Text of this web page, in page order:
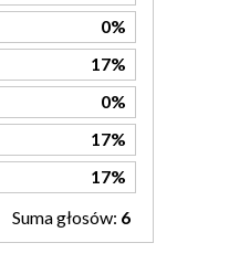
0%
17%
0%
17%
17%
Suma głosów: 6